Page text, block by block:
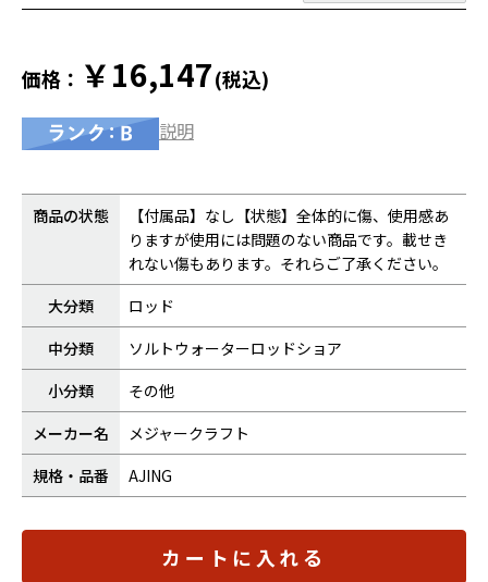
価格： ￥16,147(税込)
説明
商品の状態
【付属品】なし【状態】全体的に傷、使用感あ
りますが使用には問題のない商品です。載せき
れない傷もあります。それらご了承ください。
大分類
ロッド
中分類
ソルトウォーターロッドショア
小分類
その他
メーカー名
メジャークラフト
規格・品番
AJING
カートに入れる